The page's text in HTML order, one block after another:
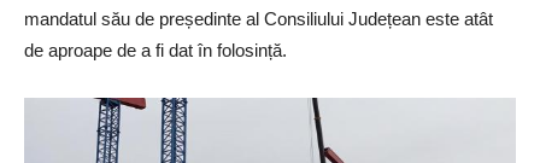
mandatul său de președinte al Consiliului Județean este atât
de aproape de a fi dat în folosință.